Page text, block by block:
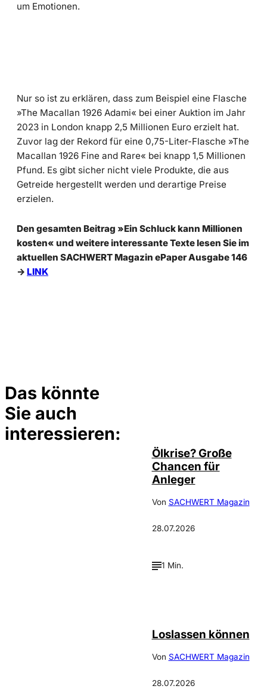
um Emotionen.
Nur so ist zu erklären, dass zum Beispiel eine Flasche
»The Macallan 1926 Adami« bei einer Auktion im Jahr
2023 in London knapp 2,5 Millionen Euro erzielt hat.
Zuvor lag der Rekord für eine 0,75-Liter-Flasche »The
Macallan 1926 Fine and Rare« bei knapp 1,5 Millionen
Pfund. Es gibt sicher nicht viele Produkte, die aus
Getreide hergestellt werden und derartige Preise
erzielen.
Den gesamten Beitrag »Ein Schluck kann Millionen
kosten« und weitere interessante Texte lesen Sie im
aktuellen SACHWERT Magazin ePaper Ausgabe 146
-> LINK
Das könnte
Sie auch
interessieren:
Ölkrise? Große
Chancen für
Anleger
Von SACHWERT Magazin
28.07.2026
1 Min.
Loslassen können
Von SACHWERT Magazin
28.07.2026